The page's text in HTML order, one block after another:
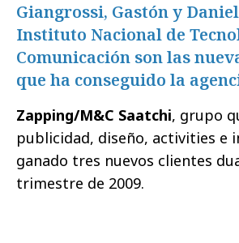
Giangrossi, Gastón y
Instituto Nacional de
Comunicación son las
que ha conseguido la
Zapping/M&C Saatchi, grupo
publicidad, diseño, activities e
ganado tres nuevos clientes
trimestre de 2009.